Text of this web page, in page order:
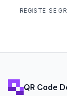
REGISTE-SE
QR Code